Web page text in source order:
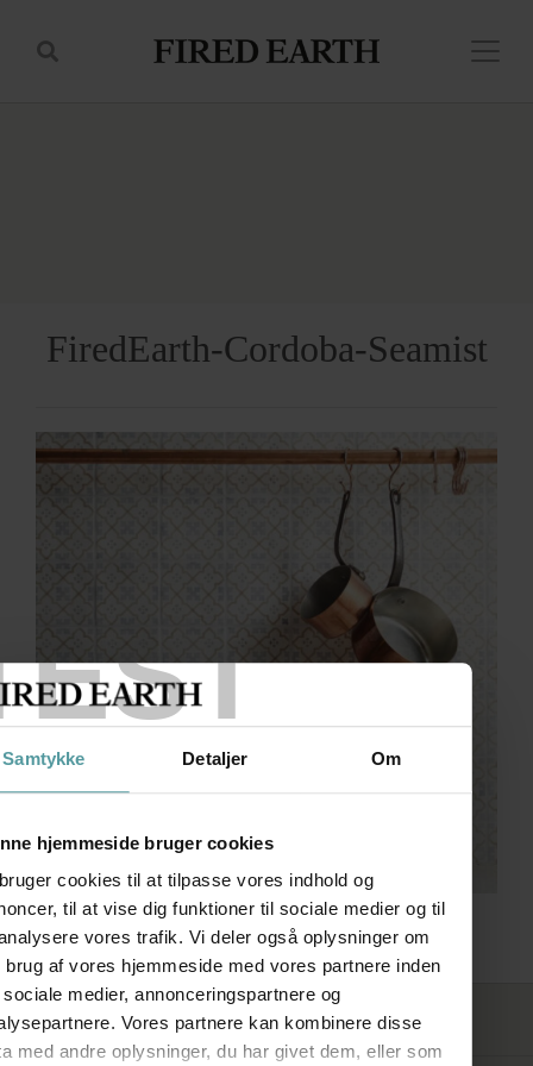
Samtykke Detaljer Om
hjemmeside bruger cookies
cookies til at tilpasse vores indhold og
til at vise dig funktioner til sociale medier og til
vores trafik. Vi deler også oplysninger om
brug af vores hjemmeside med vores partnere inden
medier, annonceringspartnere og
Vores partnere kan kombinere disse
med andre oplysninger, du har givet dem, eller som
for:
FiredEarth-Cordoba-Seamist
Cordoba
FØLG OS